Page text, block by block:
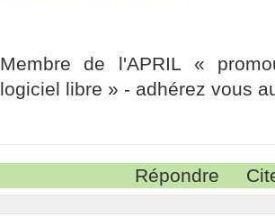
Membre de l'APRIL «
logiciel libre » - adhérez vous
Répondre